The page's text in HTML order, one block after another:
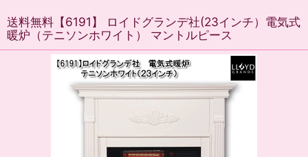
送料無料【6191】 ロイドグランデ社(23インチ）電気式
暖炉（テニソンホワイト） マントルピース